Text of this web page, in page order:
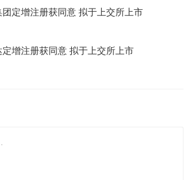
团定增注册获同意 拟于上交所上市
定增注册获同意 拟于上交所上市